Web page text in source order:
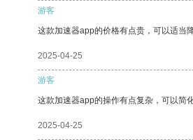
游客
这款加速器app的价格有点贵，可以适当
2025-04-25
游客
这款加速器app的操作有点复杂，可以简
2025-04-25